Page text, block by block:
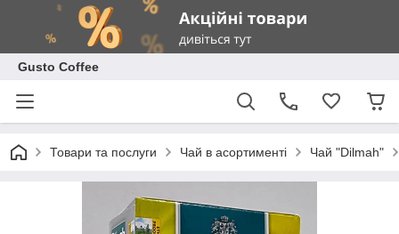
Gusto Coffee
Товари та послуги Чай в асортименті Чай "Dilmah"